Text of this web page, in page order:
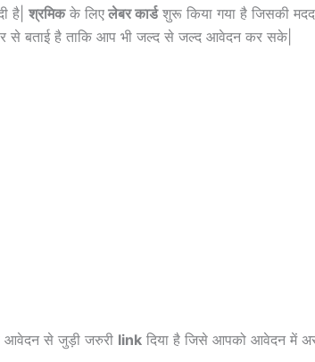
है| श्रमिकके लिए लेबर कार्डशुरू किया गया है जिसकी मदद
से बताई है ताकि आप भी जल्द से जल्द आवेदन कर सके|
से जुड़ी जरुरी link दिया है जिसे आपको आवेदन में